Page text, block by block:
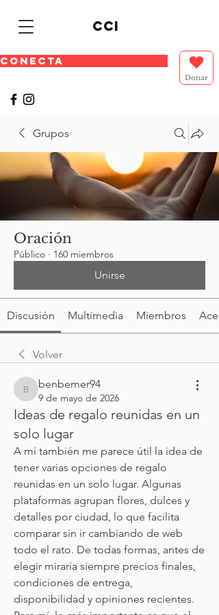
cci
CONECTA
Donar
Grupos
Oración
Público · 160 miembros
Unirse
Discusión Multimedia Miembros
Volver
benbemer94
benbemer94
9 de mayo de 2026
Ideas de regalo reunidas en un
solo lugar
A mí también me parece útil la idea de
tener varias opciones de regalo
reunidas en un solo lugar. Algunas
plataformas agrupan flores, dulces y
detalles por ciudad, lo que facilita
comparar sin ir cambiando de web
todo el rato. De todas formas, antes de
elegir miraría siempre precios finales,
condiciones de entrega,
disponibilidad y opiniones recientes.